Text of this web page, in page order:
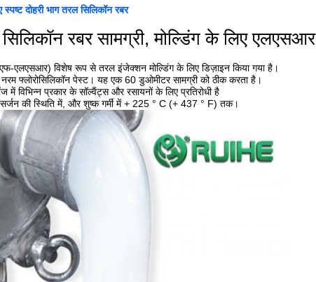
दोहरी भाग तरल सिलिकॉन रबर
रबर सामग्री, मोल्डिंग के लिए एलएसआर
एलएसआर) विशेष रूप से तरल इंजेक्शन मोल्डिंग के लिए डिज़ाइन किया गया है।
फ्लोरोसिलिकॉन पेस्ट। यह एक 60 डुओमीटर सामग्री को ठीक करता है।
में विभिन्न प्रकार के सॉल्वैंट्स और रसायनों के लिए प्रतिरोधी है
की स्थिति में, और शुष्क गर्मी में + 225 ° C (+ 437 ° F) तक।